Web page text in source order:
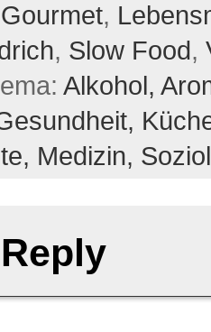
Gourmet,
, Slow Food,
Alkohol,
Medizin,